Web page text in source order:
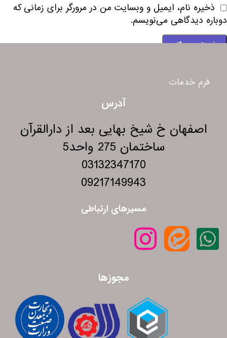
ذخیره نام، ایمیل و وبسایت من در مرورگر برای زمانی که
دوباره دیدگاهی می‌نویسم.
فرم خدمات
آدرس
اصفهان خ شیخ بهایی بعد از دارالقرآن
ساختمان 275 واحد5
03132347170
09217149943
مسیرهای ارتباطی
مجوزها